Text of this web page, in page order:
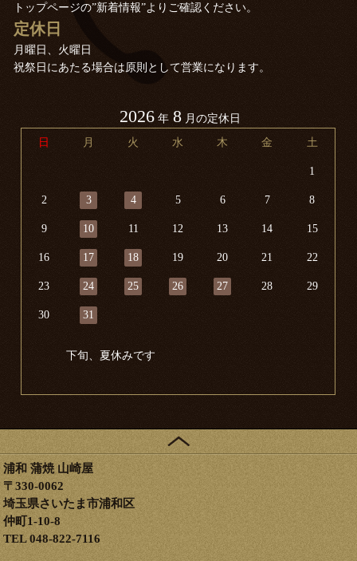
トップページの”新着情報”よりご確認ください。
定休日
月曜日、火曜日
祝祭日にあたる場合は原則として営業になります。
2026 年 8 月の定休日
日
月 火 水 木 金 土
1
2 3 4 5 6 7 8
9 10 11 12 13 14 15
16 17 18 19 20 21 22
23 24 25 26 27 28 29
30 31
下旬、夏休みです
浦和 蒲焼 山崎屋
〒330-0062
埼玉県さいたま市浦和区
仲町1-10-8
TEL 048-822-7116